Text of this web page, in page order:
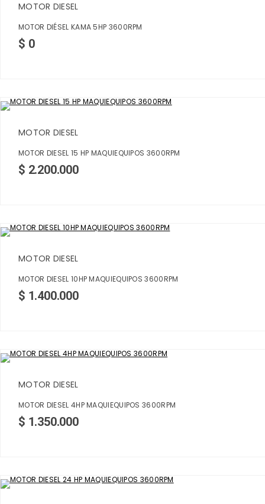
MOTOR DIESEL
MOTOR DIÉSEL KAMA 5HP 3600RPM
$ 0
MOTOR DIESEL
MOTOR DIESEL 15 HP MAQUIEQUIPOS 3600RPM
$ 2.200.000
MOTOR DIESEL
MOTOR DIESEL 10HP MAQUIEQUIPOS 3600RPM
$ 1.400.000
MOTOR DIESEL
MOTOR DIESEL 4HP MAQUIEQUIPOS 3600RPM
$ 1.350.000